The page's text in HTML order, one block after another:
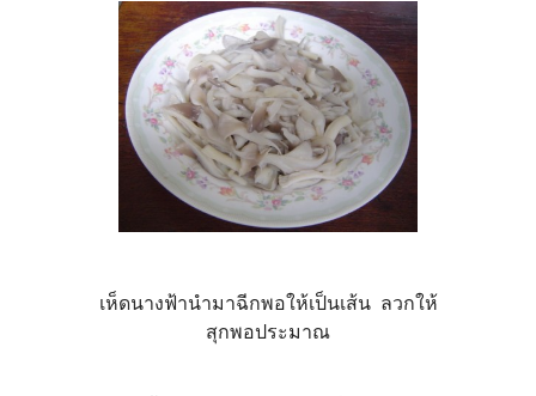
เห็ดนางฟ้านำมาฉีกพอให้เป็นเส้น ลวกให้
สุกพอประมาณ